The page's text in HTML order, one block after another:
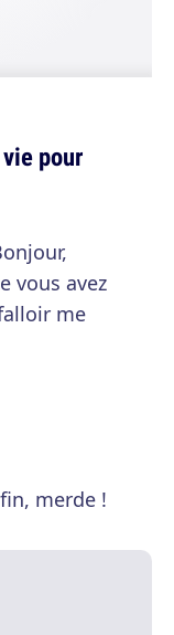
pour
vous avez
me
merde !